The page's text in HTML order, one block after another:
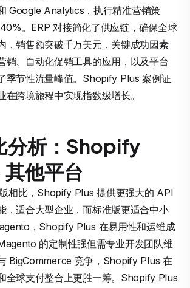
Google Analytics，执行精准营销策
。ERP 对接简化了供应链，确保全球
，销售额突破千万美元，关键成功因素
销、自动化促销工具的应用，以及平台
季节性流量峰值。Shopify Plus 案例证
在跨境旅程中实现指数级增长。
分析：Shopify
他平台
相比，Shopify Plus 提供更强大的 API
，适合大型企业，而标准版更适合中小
，Shopify Plus 在易用性和运维成
的定制性强但需专业开发团队维
BigCommerce 竞争，Shopify Plus 在
全球支付整合上更胜一筹。Shopify Plus